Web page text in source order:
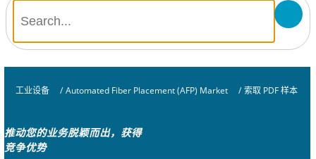
工业设备 / Automated Fiber Placement (AFP) Market / 索取 PDF 样本
推动您的业务脱颖而出，获得
竞争优势